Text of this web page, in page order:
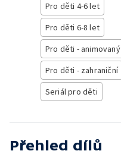
Pro děti 4-6 let
Pro děti 6-8 let
Pro děti - animovaný
Pro děti - zahraniční
Seriál pro děti
Přehled dílů